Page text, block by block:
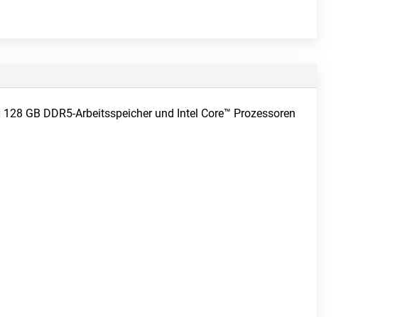
GB DDR5-Arbeitsspeicher und Intel Core™ Prozessoren